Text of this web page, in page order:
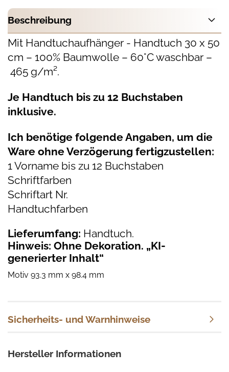
Beschreibung
Mit Handtuchaufhänger - Handtuch 30 x 50
cm – 100% Baumwolle – 60°C waschbar –
465 g/m².
Je Handtuch bis zu 12 Buchstaben
inklusive.
Ich benötige folgende Angaben, um die
Ware ohne Verzögerung fertigzustellen:
1 Vorname bis zu 12 Buchstaben
Schriftfarben
Schriftart Nr.
Handtuchfarben
Lieferumfang: Handtuch.
Hinweis: Ohne Dekoration. „KI-
generierter Inhalt“
Motiv 93.3 mm x 98.4 mm
Sicherheits- und Warnhinweise
Hersteller Informationen